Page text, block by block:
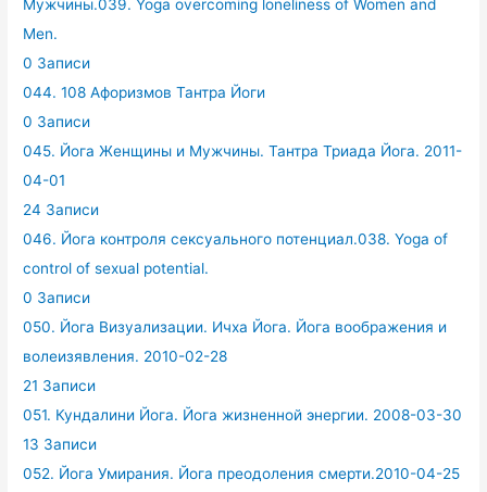
Мужчины.039. Yoga overcoming loneliness of Women and
Men.
0 Записи
044. 108 Афоризмов Тантра Йоги
0 Записи
045. Йога Женщины и Мужчины. Тантра Триада Йога. 2011-
04-01
24 Записи
046. Йога контроля сексуального потенциал.038. Yoga of
control of sexual potential.
0 Записи
050. Йога Визуализации. Ичха Йога. Йога воображения и
волеизявления. 2010-02-28
21 Записи
051. Кундалини Йога. Йога жизненной энергии. 2008-03-30
13 Записи
052. Йога Умирания. Йога преодоления смерти.2010-04-25